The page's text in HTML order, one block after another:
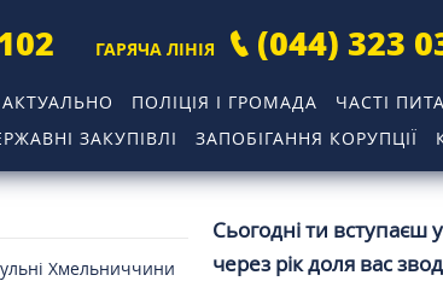
ГАРЯЧА ЛІНІЯ (044) 323
АКТУАЛЬНО ПОЛІЦІЯ І ГРОМАДА ЧАСТІ
ЗАКУПІВЛІ ЗАПОБІГАННЯ КОРУПЦІЇ
Хмельниччини
Сьогодні ти вступаєш
через рік доля вас